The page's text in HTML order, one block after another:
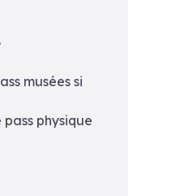
musées si
pass physique